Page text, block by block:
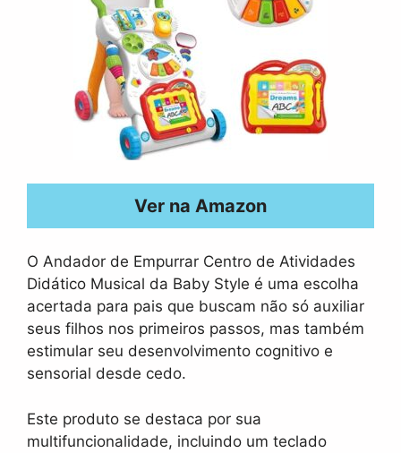
Ver na Amazon
O Andador de Empurrar Centro de Atividades
Didático Musical da Baby Style é uma escolha
acertada para pais que buscam não só auxiliar
seus filhos nos primeiros passos, mas também
estimular seu desenvolvimento cognitivo e
sensorial desde cedo.
Este produto se destaca por sua
multifuncionalidade, incluindo um teclado